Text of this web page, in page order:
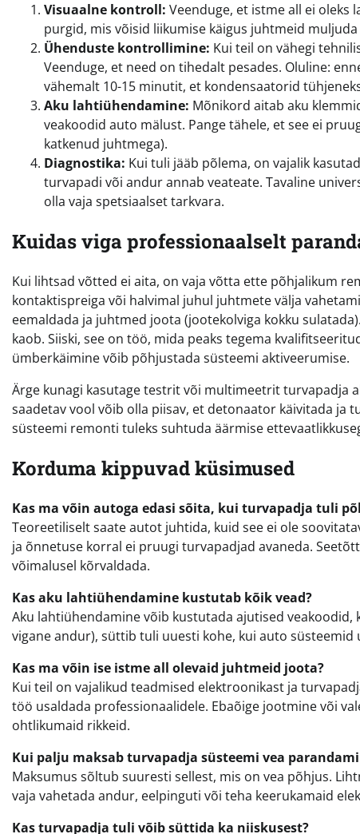
Visuaalne kontroll: Veenduge, et istme all ei oleks
purgid, mis võisid liikumise käigus juhtmeid
Ühenduste kontrollimine: Kui teil on vähegi
Veenduge, et need on tihedalt pesades. Oluline:
vähemalt 10-15 minutit, et kondensaatorid
Aku lahtiühendamine: Mõnikord aitab aku
veakoodid auto mälust. Pange tähele, et see ei
katkenud juhtmega).
Diagnostika: Kui tuli jääb põlema, on vajalik
turvapadi või andur annab veateate. Tavaline
olla vaja spetsiaalset tarkvara.
Kuidas viga professionaalselt
Kui lihtsad võtted ei aita, on vaja võtta ette põhjalikum
kontaktispreiga või halvimal juhul juhtmete välja
eemaldada ja juhtmed joota (jootekolviga kokku
kaob. Siiski, see on töö, mida peaks tegema
ümberkäimine võib põhjustada süsteemi aktiveerumise.
Ärge kunagi kasutage testrit või multimeetrit turvapadja
saadetav vool võib olla piisav, et detonaator käivitada ja
süsteemi remonti tuleks suhtuda äärmise
Korduma kippuvad küsimused
Kas ma võin autoga edasi sõita, kui turvapadja tuli
Teoreetiliselt saate autot juhtida, kuid see ei ole
ja õnnetuse korral ei pruugi turvapadjad avaneda.
võimalusel kõrvaldada.
Kas aku lahtiühendamine kustutab kõik vead?
Aku lahtiühendamine võib kustutada ajutised
vigane andur), süttib tuli uuesti kohe, kui auto süsteemid
Kas ma võin ise istme all olevaid juhtmeid joota?
Kui teil on vajalikud teadmised elektroonikast ja
töö usaldada professionaalidele. Ebaõige jootmine või
ohtlikumaid rikkeid.
Kui palju maksab turvapadja süsteemi vea
Maksumus sõltub suuresti sellest, mis on vea põhjus.
vaja vahetada andur, eelpinguti või teha keerukamaid
Kas turvapadja tuli võib süttida ka niiskusest?